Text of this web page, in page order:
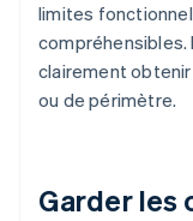
limites
compréhensibles.
clairement
ou de périmètre.
Garder les